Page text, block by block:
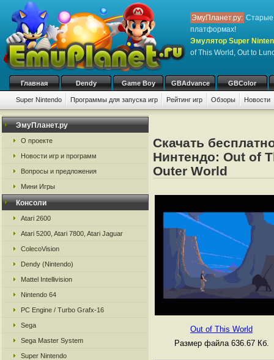
ЭмуПланет.ру: Старые
платформах!
Эмулятор Super
of This World, Out to
Главная Dendy Game Boy GBAdvance GBColor
Super Nintendo Программы для запуска игр Рейтинг игр Обзоры Новости
Игры: # A B C D E F G H I
ЭмуПланет.ру
О проекте
Новости игр и программ
Вопросы и предложения
Мини Игры
Консоли
Atari 2600
Atari 5200, Atari 7800, Atari Jaguar
ColecoVision
Dendy (Nintendo)
Mattel Intellivision
Nintendo 64
PC Engine / Turbo Grafx-16
Sega
Sega Master System
Super Nintendo
Скачать
Нинтендо: Out of
Outer World
Out of This World
Размер файла 636.67 Кб.